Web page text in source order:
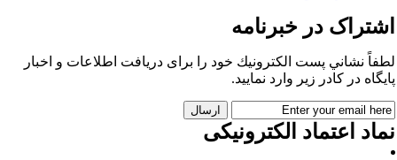
در خبرنامه
نشاني پست الكترونيك خود را برای دريافت اطلاعات و اخبار
در كادر زير وارد نمایید.
اعتماد الکترونیکی